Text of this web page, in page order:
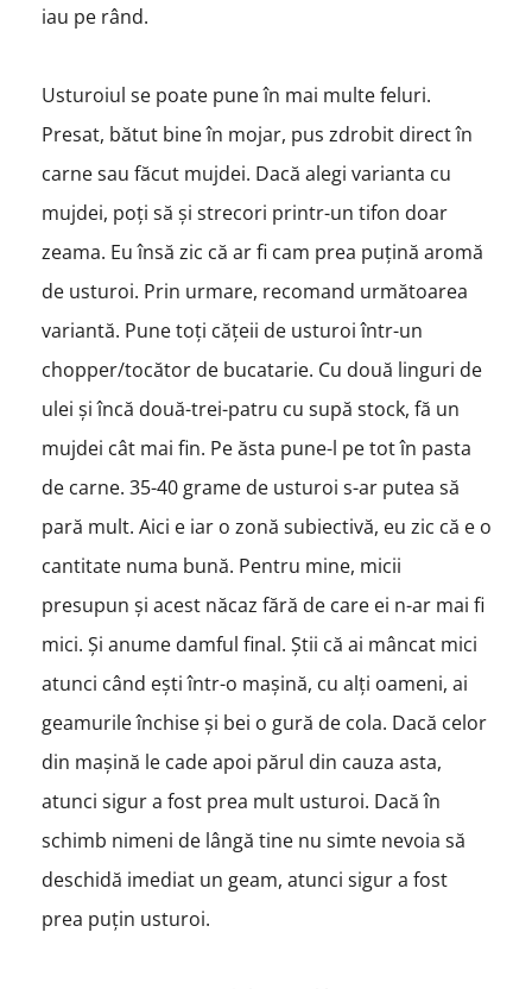
iau pe rând.
Usturoiul se poate pune în mai multe feluri.
Presat, bătut bine în mojar, pus zdrobit direct în
carne sau făcut mujdei. Dacă alegi varianta cu
mujdei, poți să și strecori printr-un tifon doar
zeama. Eu însă zic că ar fi cam prea puțină aromă
de usturoi. Prin urmare, recomand următoarea
variantă. Pune toți cățeii de usturoi într-un
chopper/tocător de bucatarie. Cu două linguri de
ulei și încă două-trei-patru cu supă stock, fă un
mujdei cât mai fin. Pe ăsta pune-l pe tot în pasta
de carne. 35-40 grame de usturoi s-ar putea să
pară mult. Aici e iar o zonă subiectivă, eu zic că e o
cantitate numa bună. Pentru mine, micii
presupun și acest năcaz fără de care ei n-ar mai fi
mici. Și anume damful final. Știi că ai mâncat mici
atunci când ești într-o mașină, cu alți oameni, ai
geamurile închise și bei o gură de cola. Dacă celor
din mașină le cade apoi părul din cauza asta,
atunci sigur a fost prea mult usturoi. Dacă în
schimb nimeni de lângă tine nu simte nevoia să
deschidă imediat un geam, atunci sigur a fost
prea puțin usturoi.